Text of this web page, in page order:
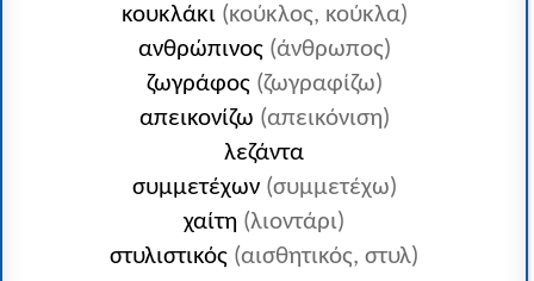
κουκλάκι (κούκλος, κούκλα)
ανθρώπινος (άνθρωπος)
ζωγράφος (ζωγραφίζω)
απεικονίζω (απεικόνιση)
λεζάντα
συμμετέχων (συμμετέχω)
χαίτη (λιοντάρι)
στυλιστικός (αισθητικός, στυλ)